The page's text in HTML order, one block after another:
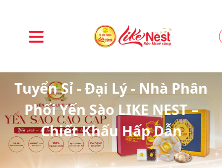
Tuyển Sỉ - Đại Lý - Nhà Phân
Phối Yến Sào LIKE NEST –
Chiết Khấu Hấp Dẫn